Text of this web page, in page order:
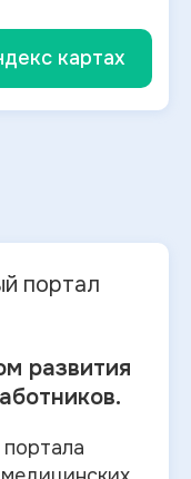
картах
портал
развития